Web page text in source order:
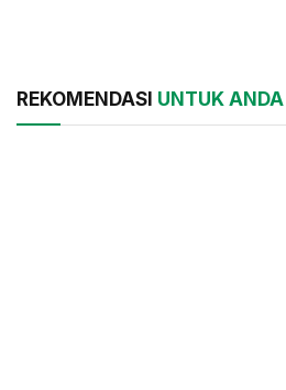
REKOMENDASI UNTUK ANDA